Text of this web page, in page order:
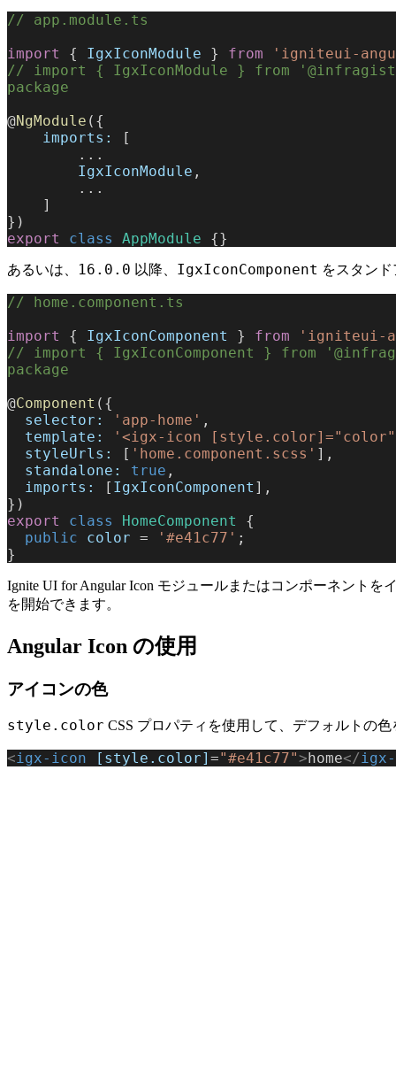
// app.module.ts
import
{ IgxIconModule } from 'igniteui-
// import { IgxIconModule } from
package
@NgModule ({
    imports:
[
        ...
        IgxIconModule
,
        ...
    ]
})
export
class AppModule {}
あるいは、 16.0.0 以降、 IgxIconComponent をスタン
// home.component.ts
import
{ IgxIconComponent } from 'igniteui-
// import { IgxIconComponent } from
package
@Component ({
  selector:
'app-home' ,
  template:
'<igx-icon
  styleUrls:
[ 'home.component.scss' ],
  standalone:
true ,
  imports:
[ IgxIconComponent ],
})
export
class HomeComponent
{
  public
color = '#e41c77' ;
}
Ignite UI for Angular Icon モジュールまたはコンポーネントを
を開始できます。
Angular Icon の使用
アイコンの色
style.color CSS プロパティを使用して、デフォルトの
<igx-icon [style.color] ="#e41c77"> home</